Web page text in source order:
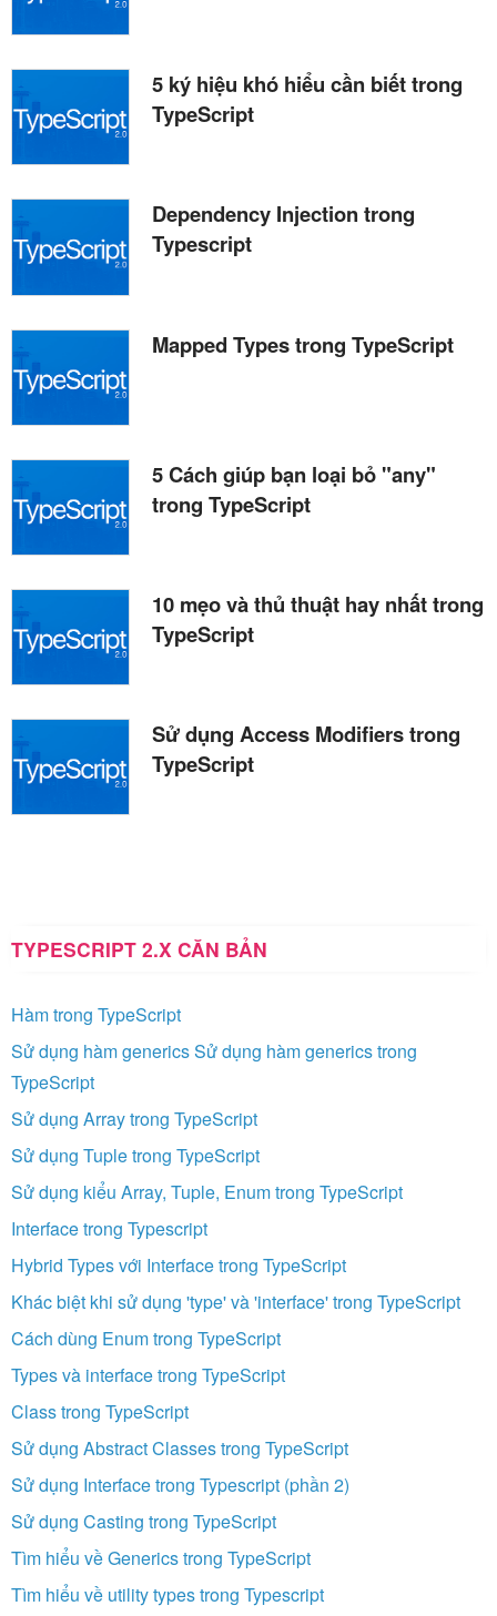
5 ký hiệu khó hiểu cần biết trong
TypeScript
Dependency Injection trong
Typescript
Mapped Types trong TypeScript
5 Cách giúp bạn loại bỏ "any"
trong TypeScript
10 mẹo và thủ thuật hay nhất trong
TypeScript
Sử dụng Access Modifiers trong
TypeScript
TYPESCRIPT 2.X CĂN BẢN
Hàm trong TypeScript
Sử dụng hàm generics Sử dụng hàm generics trong
TypeScript
Sử dụng Array trong TypeScript
Sử dụng Tuple trong TypeScript
Sử dụng kiểu Array, Tuple, Enum trong TypeScript
Interface trong Typescript
Hybrid Types với Interface trong TypeScript
Khác biệt khi sử dụng 'type' và 'interface' trong TypeScript
Cách dùng Enum trong TypeScript
Types và interface trong TypeScript
Class trong TypeScript
Sử dụng Abstract Classes trong TypeScript
Sử dụng Interface trong Typescript (phần 2)
Sử dụng Casting trong TypeScript
Tìm hiểu về Generics trong TypeScript
Tìm hiểu về utility types trong Typescript